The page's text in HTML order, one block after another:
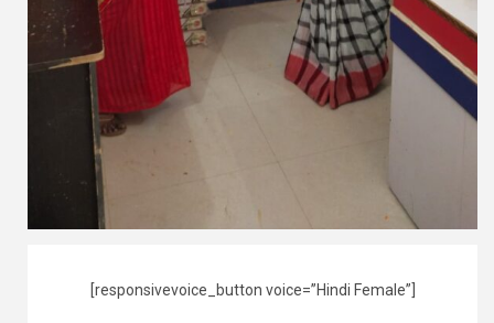
[responsivevoice_button voice=”Hindi Female”]